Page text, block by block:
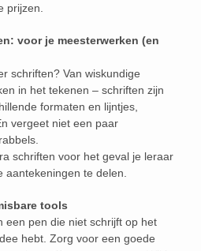
prijzen.
voor je meesterwerken (en
schriften? Van wiskundige
in het tekenen – schriften zijn
formaten en lijntjes,
vergeet niet een paar
schriften voor het geval je leraar
aantekeningen te delen.
tools
een pen die niet schrijft op het
hebt. Zorg voor een goede